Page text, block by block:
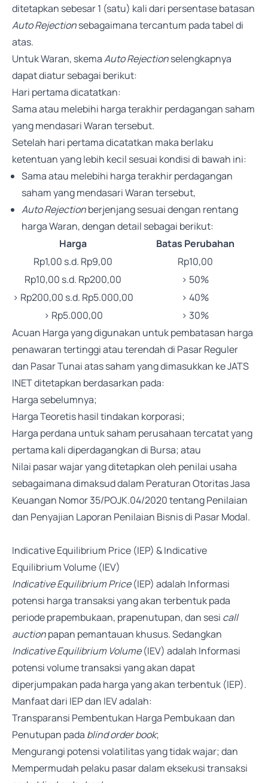
ditetapkan sebesar 1 (satu) kali dari persentase batasan
Auto Rejectionsebagaimana tercantum pada tabel di
atas.
Untuk Waran, skemaAuto Rejectionselengkapnya
dapat diatur sebagai berikut:
Hari pertama dicatatkan:
Sama atau melebihi harga terakhir perdagangan saham
yang mendasari Waran tersebut.
Setelah hari pertama dicatatkan maka berlaku
ketentuan yang lebih kecil sesuai kondisi di bawah ini:
Sama atau melebihi harga terakhir perdagangan
saham yang mendasari Waran tersebut,
Auto Rejectionberjenjang sesuai dengan rentang
harga Waran, dengan detail sebagai berikut:
Harga
Batas Perubahan
Rp1,00 s.d. Rp9,00
Rp10,00
Rp10,00 s.d. Rp200,00
> 50%
> Rp200,00 s.d. Rp5.000,00
> 40%
> Rp5.000,00
> 30%
Acuan Harga yang digunakan untuk pembatasan harga
penawaran tertinggi atau terendah di Pasar Reguler
dan Pasar Tunai atas saham yang dimasukkan ke JATS
INET ditetapkan berdasarkan pada:
Harga sebelumnya;
Harga Teoretis hasil tindakan korporasi;
Harga perdana untuk saham perusahaan tercatat yang
pertama kali diperdagangkan di Bursa; atau
Nilai pasar wajar yang ditetapkan oleh penilai usaha
sebagaimana dimaksud dalam Peraturan Otoritas Jasa
Keuangan Nomor 35/POJK.04/2020 tentang Penilaian
dan Penyajian Laporan Penilaian Bisnis di Pasar Modal.
Indicative Equilibrium Price (IEP) & Indicative
Equilibrium Volume (IEV)
Indicative Equilibrium Price(IEP) adalah Informasi
potensi harga transaksi yang akan terbentuk pada
periode prapembukaan, prapenutupan, dan sesi call
auctionpapan pemantauan khusus. Sedangkan
Indicative Equilibrium Volume(IEV) adalah Informasi
potensi volume transaksi yang akan dapat
diperjumpakan pada harga yang akan terbentuk (IEP).
Manfaat dari IEP dan IEV adalah:
Transparansi Pembentukan Harga Pembukaan dan
Penutupan pada blind order book;
Mengurangi potensi volatilitas yang tidak wajar; dan
Mempermudah pelaku pasar dalam eksekusi transaksi